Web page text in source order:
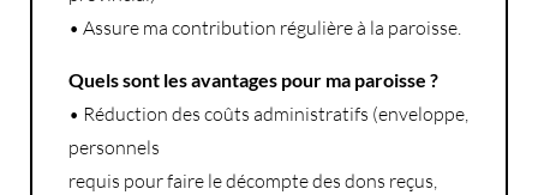
• Assure ma contribution régulière à la paroisse.
Quels sont les avantages pour ma paroisse ?
• Réduction des coûts administratifs (enveloppe,
personnels
requis pour faire le décompte des dons reçus,